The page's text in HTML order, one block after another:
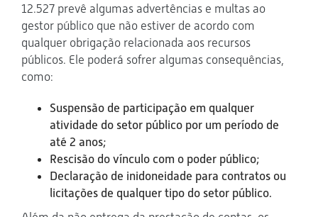
12.527 prevê algumas advertências e multas ao
gestor público que não estiver de acordo com
qualquer obrigação relacionada aos recursos
públicos. Ele poderá sofrer algumas consequências,
como:
Suspensão de participação em qualquer
atividade do setor público por um período de
até 2 anos;
Rescisão do vínculo com o poder público;
Declaração de inidoneidade para contratos ou
licitações de qualquer tipo do setor público.